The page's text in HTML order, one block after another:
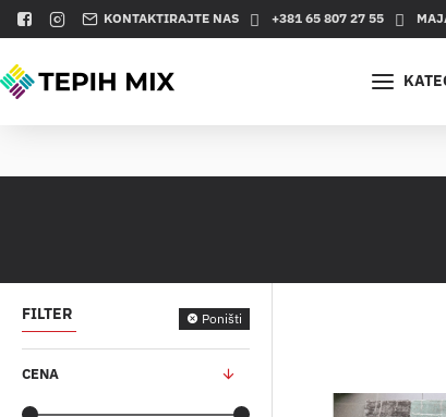
KONTAKTIRAJTE NAS +381 65 807 27 55
FILTER Poništi
CENA